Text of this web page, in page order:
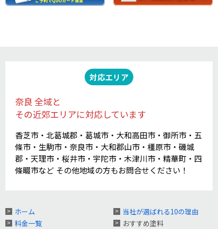
対応エリア
奈良 全域と
その近郊エリアに対応しています
香芝市・北葛城郡・葛城市・大和高田市・御所市・五
條市・生駒市・奈良市・大和郡山市・橿原市・磯城
郡・天理市・桜井市・宇陀市・木津川市・精華町・四
條畷市など その他地域の方もお問合せください！
ホーム
料金一覧
当社が選ばれる10の理由
おすすめ塗料